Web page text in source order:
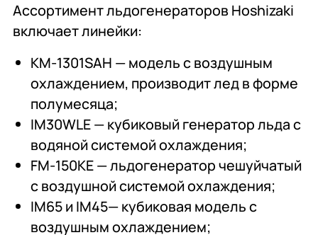
Ассортимент льдогенераторов Hoshizaki
включает линейки:
KM-1301SAH — модель с воздушным
охлаждением, производит лед в форме
полумесяца;
IM30WLE — кубиковый генератор льда с
водяной системой охлаждения;
FM-150KE — льдогенератор чешуйчатый
с воздушной системой охлаждения;
IM65 и IM45— кубиковая модель с
воздушным охлаждением;